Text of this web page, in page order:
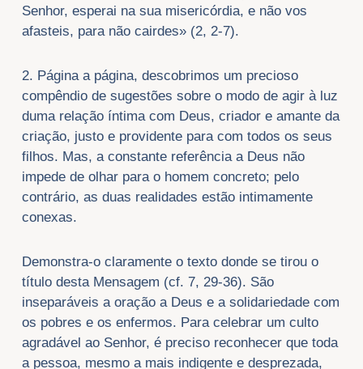
Senhor, esperai na sua misericórdia, e não vos
afasteis, para não cairdes» (2, 2-7).
2. Página a página, descobrimos um precioso
compêndio de sugestões sobre o modo de agir à luz
duma relação íntima com Deus, criador e amante da
criação, justo e providente para com todos os seus
filhos. Mas, a constante referência a Deus não
impede de olhar para o homem concreto; pelo
contrário, as duas realidades estão intimamente
conexas.
Demonstra-o claramente o texto donde se tirou o
título desta Mensagem (cf. 7, 29-36). São
inseparáveis a oração a Deus e a solidariedade com
os pobres e os enfermos. Para celebrar um culto
agradável ao Senhor, é preciso reconhecer que toda
a pessoa, mesmo a mais indigente e desprezada,